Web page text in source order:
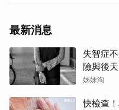
最新消息
失智症
險與後
腦
姊妹淘
快檢查